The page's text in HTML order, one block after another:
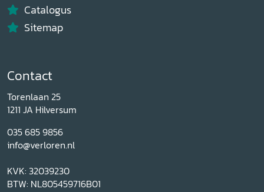
Catalogus
Sitemap
Contact
Torenlaan 25
1211 JA Hilversum
035 685 9856
info@verloren.nl
KVK: 32039230
BTW: NL805459716B01